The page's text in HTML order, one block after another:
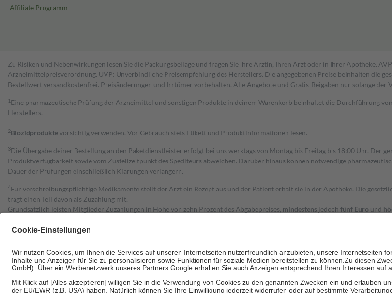
Affiliate Programm
Zu Risiken und Nebenwirkungen lesen Sie die Packungsbeilage und fragen Sie Ihre Ärztin, Ihren Arzt oder in Ihrer Apotheke.
Arzneimittelpreisverordnung. UVP: Unverbindliche Preisempfehlung des Herstellers. Die angegebenen Preise beinhalten die
Bestell­wert versand­kosten­frei. Preisänderungen und Irrtümer vorbehalten. Alle Angebote und Gratis-Beigaben nur solange der
1 Eine pharmazeutische Prüfung der Arzneimittel und sonstigen Produkte in deinem Warenkorb beinhaltet die Durchführung
Herstellers.
2Biozidproduktevorsichtig verwenden. Vor Gebrauch stets Etikett und Produktinformationen lesen.
3Die Übergabe deiner Bestellung an den Paketdienstleister erfolgt bei uns werktags von Montag bis Freitag bis 18:00 Uhr. Der
Produktverfügbarkeit sowie vom Zustellzeitpunkt des Spediteurs abweichen. Darüber hinaus können notwendige
Dauer der Prüfungen einschließlich Klärungen verlängern.
4Für verschreibungspflichtige Medikamente stellt der Arzt ein Rezept aus und der Patient erhält sie in der Apotheke. Die
trägt einen Teil davon als Zuzahlung mit.
Grundsätzlich leisten Mitglieder Zuzahlungen in Höhe von zehn Prozent des Abgabepreises, mindestens jedoch fünf Euro und
Diese Regeln gelten grundsätzlich auch für Online-Apotheken.
Um das Engagement der Versicherten für ihre eigene Gesundheit zu stärken und die besondere Stellung der Familie zu
• Kindern und Jugendlichen bis zum vollendeten 18. Lebensjahr mit Ausnahme der Fahrkosten
• Untersuchungen zur Vorsorge und Früherkennung, die von der GKV getragen werden
• empfohlenen Schutzimpfungen
• Harn- und Blutteststreifen